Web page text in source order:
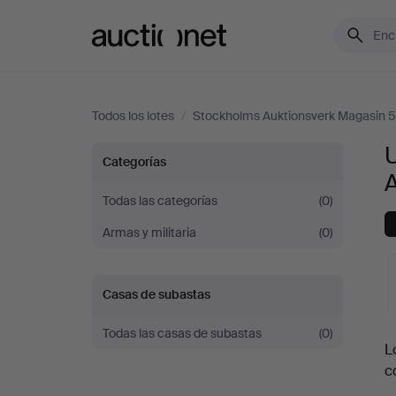
Todos los lotes / Stockholms Auktionsverk Magasin 5
Uniformes
y
trajes
en
Stockholms
Categorías
Todas las categorías
(0)
Armas y militaria
(0)
Casas de subastas
Todas las casas de subastas (0)